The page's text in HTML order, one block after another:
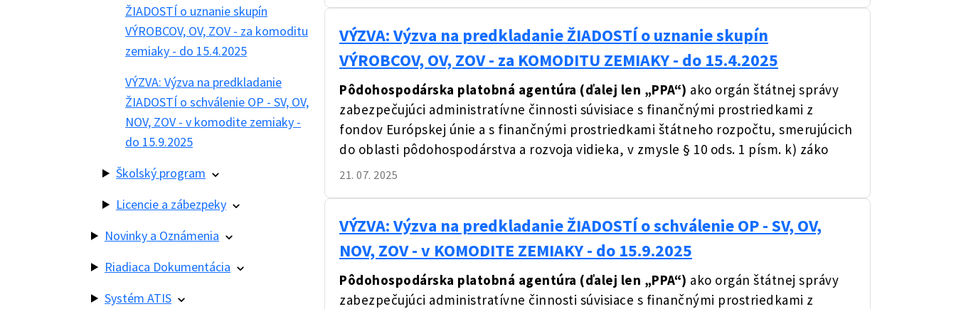
ŽIADOSTÍ o uznanie skupín
VÝROBCOV, OV, ZOV - za komoditu
zemiaky - do 15.4.2025
VÝZVA: Výzva na predkladanie
ŽIADOSTÍ o schválenie OP - SV, OV,
NOV, ZOV - v komodite zemiaky -
do 15.9.2025
Školský program
Licencie a zábezpeky
Novinky a Oznámenia
Riadiaca Dokumentácia
Systém ATIS
VÝZVA: Výzva na predkladanie ŽIADOSTÍ o uznanie skupín
VÝROBCOV, OV, ZOV - za KOMODITU ZEMIAKY - do 15.4.2025
Pôdohospodárska platobná agentúra (ďalej len „PPA“) ako orgán štátnej správy
zabezpečujúci administratívne činnosti súvisiace s finančnými prostriedkami z
fondov Európskej únie a s finančnými prostriedkami štátneho rozpočtu, smerujúcich
do oblasti pôdohospodárstva a rozvoja vidieka, v zmysle § 10 ods. 1 písm. k) záko
21. 07. 2025
VÝZVA: Výzva na predkladanie ŽIADOSTÍ o schválenie OP - SV, OV,
NOV, ZOV - v KOMODITE ZEMIAKY - do 15.9.2025
Pôdohospodárska platobná agentúra (ďalej len „PPA“) ako orgán štátnej správy
zabezpečujúci administratívne činnosti súvisiace s finančnými prostriedkami z